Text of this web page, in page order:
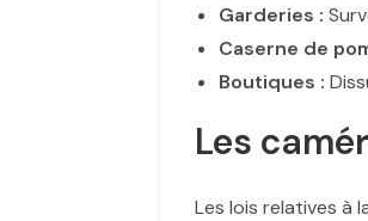
Garderies :
Caserne de
Boutiques :
Les
Les lois relatives à